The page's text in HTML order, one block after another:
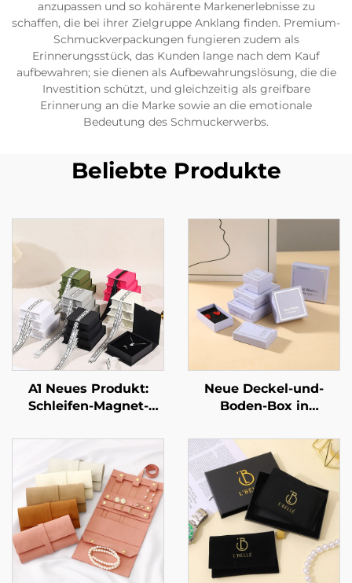
anzupassen und so kohärente Markenerlebnisse zu
schaffen, die bei ihrer Zielgruppe Anklang finden. Premium-
Schmuckverpackungen fungieren zudem als
Erinnerungsstück, das Kunden lange nach dem Kauf
aufbewahren; sie dienen als Aufbewahrungslösung, die die
Investition schützt, und gleichzeitig als greifbare
Erinnerung an die Marke sowie an die emotionale
Bedeutung des Schmuckerwerbs.
Beliebte Produkte
A1 Neues Produkt:
Schleifen-Magnet-
luxuriöse Verpackung
für Schmuck, Ringe,
Uhren, Halsketten und
Ohrringe mit Logo
Neue Deckel-und-
Boden-Box in
rechteckig, schlichtes
Muster –
für Ringe und
Halsketten